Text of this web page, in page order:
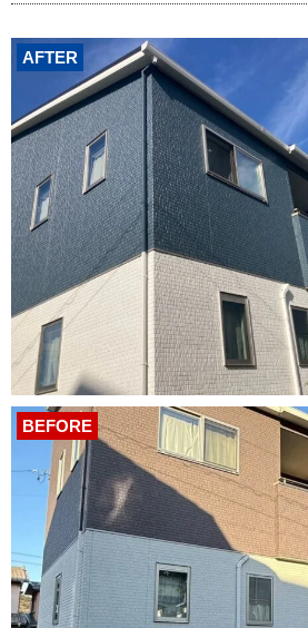
AFTER
BEFORE